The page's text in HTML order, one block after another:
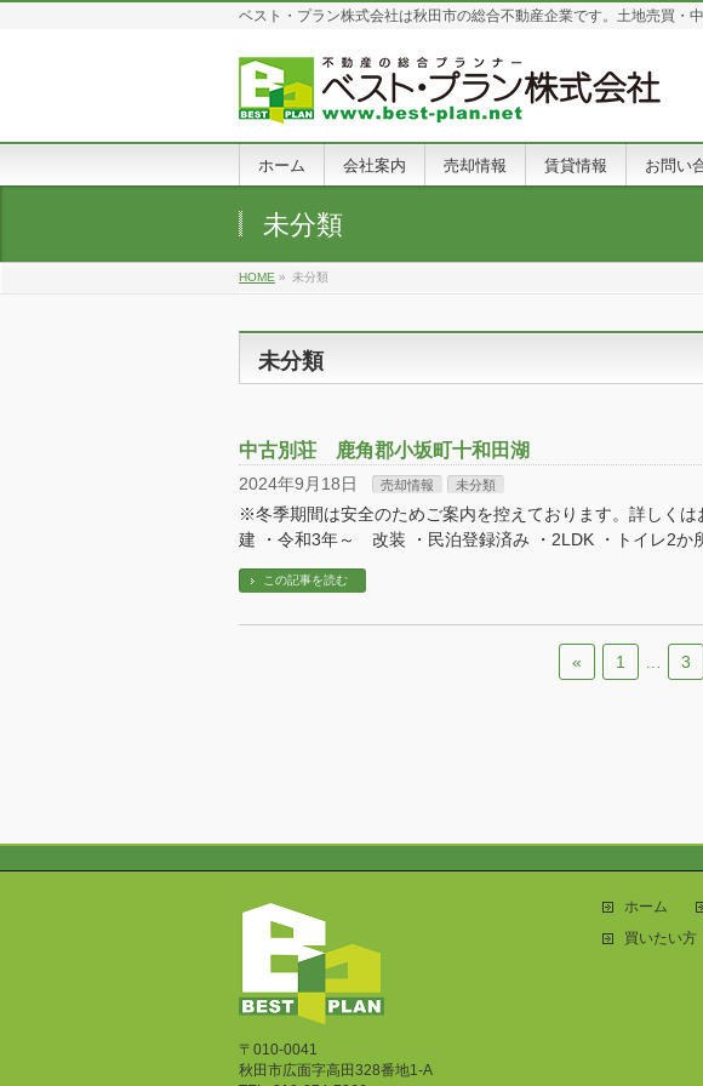
ベスト・プラン株式会社は秋田市の総合不動産企業です。土地売買・
ホーム 会社案内 売却情報 賃貸情報 お問い
未分類
HOME » 未分類
未分類
中古別荘 鹿角郡小坂町十和田湖
2024年9月18日 売却情報 未分類
※冬季期間は安全のためご案内を控えております。詳しく
建 ・令和3年～ 改装 ・民泊登録済み ・2LDK ・トイレ2か
この記事を読む
« 1 3
〒010-0041
秋田市広面字高田328番地1-A
ホーム
買いたい方